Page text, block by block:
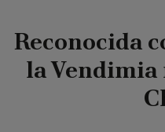
Reconocida
la Vendimia